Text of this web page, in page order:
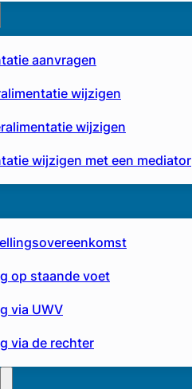
aanvragen
wijzigen
wijzigen
wijzigen met een mediator
op staande voet
via UWV
via de rechter